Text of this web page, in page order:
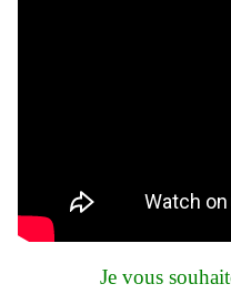
Je vous